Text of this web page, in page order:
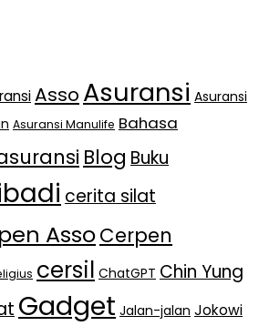
Asso Asuransi Asuransi
Asuransi Manulife Bahasa
Blog Buku
cerita silat
AssoCerpen
cersil ChatGPT Chin Yung
Gadget Jalan-jalan Jokowi